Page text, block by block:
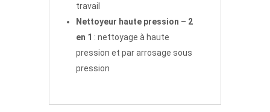
travail
Nettoyeur haute pression – 2
en 1 : nettoyage à haute
pression et par arrosage sous
pression